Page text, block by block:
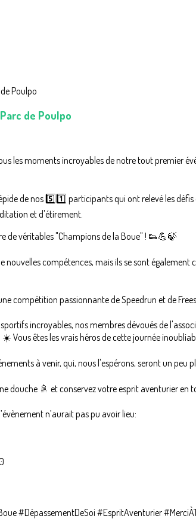
de Poulpo
les moments incroyables de notre tout premier
de nos 5️⃣1️⃣ participants qui ont relevé les
et d'étirement.
véritables "Champions de la Boue" ! 👟💪🍃
compétences, mais ils se sont
compétition passionnante de Speedrun et de
incroyables, nos membres dévoués de
☀️ Vous êtes les vrais héros de cette journée
à venir, qui, nous l'espérons, seront un
douche 🚿 et conservez votre esprit aventurier en
n’aurait pas pu avoir lieu:
#DépassementDeSoi #EspritAventurier